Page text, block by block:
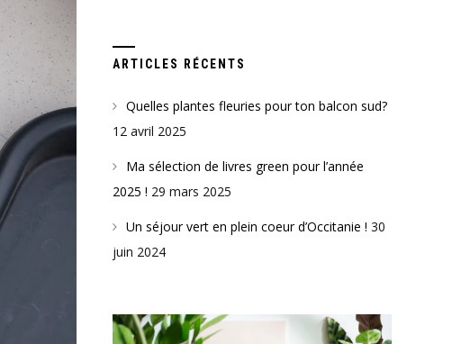
ARTICLES RÉCENTS
Quelles plantes fleuries pour ton balcon sud?
12 avril 2025
Ma sélection de livres green pour l’année
2025 ! 29 mars 2025
Un séjour vert en plein coeur d’Occitanie ! 30
juin 2024